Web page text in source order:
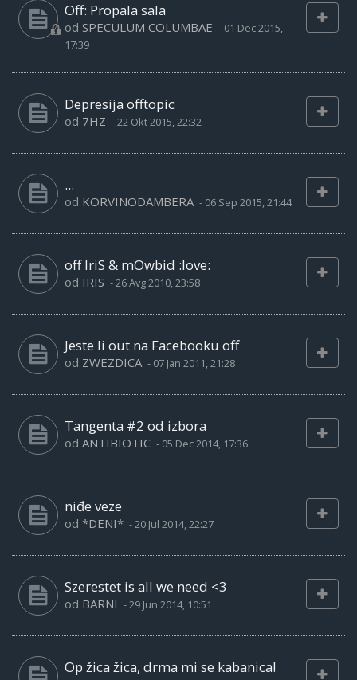
Off: Propala sala
od SPECULUM COLUMBAE - 01 Dec 2015,
17:39
Depresija offtopic
od 7HZ -22 Okt 2015, 22:32
...
od KORVINODAMBERA - 06 Sep 2015, 21:44
off IriS & mOwbid :love:
od IRIS -26 Avg 2010, 23:58
Jeste li out na Facebooku off
od ZWEZDICA - 07 Jan 2011, 21:28
Tangenta #2 od izbora
od ANTIBIOTIC - 05 Dec 2014, 17:36
niđe veze
od *DENI* -20 Jul 2014, 22:27
Szerestet is all we need <3
od BARNI -29 Jun 2014, 10:51
Op žica žica, drma mi se kabanica!